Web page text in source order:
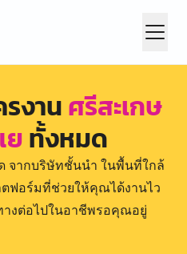
งานศรีสะเกษ
ทั้งหมด
จากบริษัทชั้นนำ ในพื้นที่ใกล้
ฟอร์มที่ช่วยให้คุณได้งานไว
างต่อไปในอาชีพรอคุณอยู่